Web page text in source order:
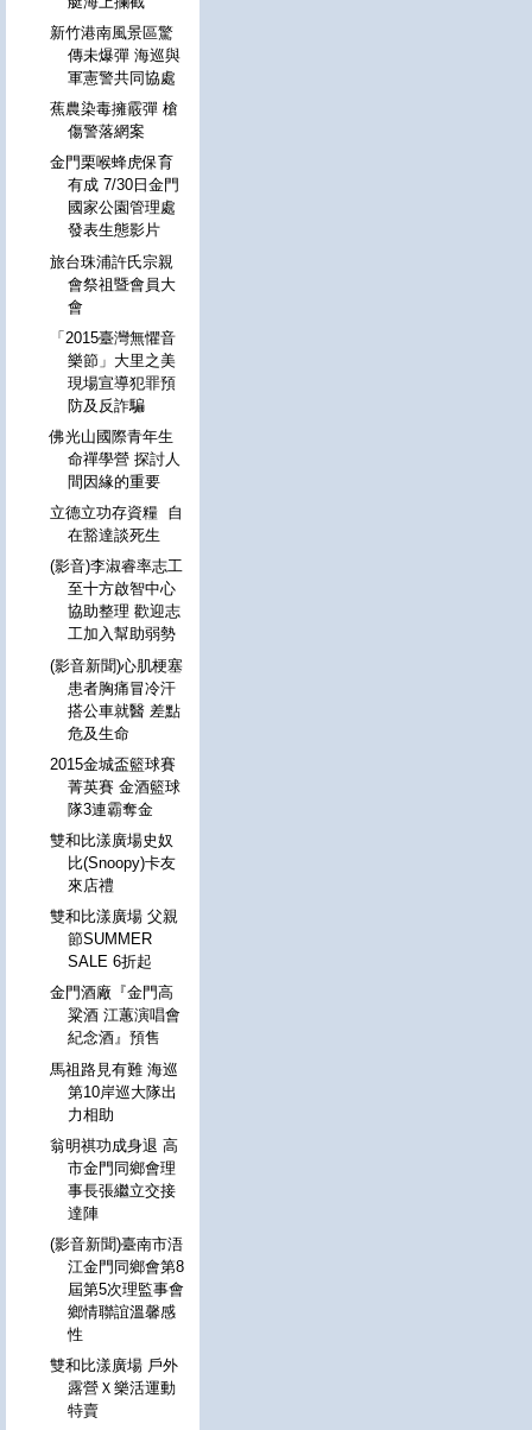
新竹港南風景區驚
傳未爆彈 海巡與
軍憲警共同協處
蕉農染毒擁霰彈 槍
傷警落網案
金門栗喉蜂虎保育
有成 7/30日金門
國家公園管理處
發表生態影片
旅台珠浦許氏宗親
會祭祖暨會員大
會
「2015臺灣無懼音
樂節」大里之美
現場宣導犯罪預
防及反詐騙
佛光山國際青年生
命禪學營 探討人
間因緣的重要
立德立功存資糧 自
在豁達談死生
(影音)李淑睿率志工
至十方啟智中心
協助整理 歡迎志
工加入幫助弱勢
(影音新聞)心肌梗塞
患者胸痛冒冷汗
搭公車就醫 差點
危及生命
2015金城盃籃球賽
菁英賽 金酒籃球
隊3連霸奪金
雙和比漾廣場史奴
比(Snoopy)卡友
來店禮
雙和比漾廣場 父親
節SUMMER
SALE 6折起
金門酒廠『金門高
粱酒 江蕙演唱會
紀念酒』預售
馬祖路見有難 海巡
第10岸巡大隊出
力相助
翁明祺功成身退 高
市金門同鄉會理
事長張繼立交接
達陣
(影音新聞)臺南市浯
江金門同鄉會第8
屆第5次理監事會
鄉情聯誼溫馨感
性
雙和比漾廣場 戶外
露營Ｘ樂活運動
特賣